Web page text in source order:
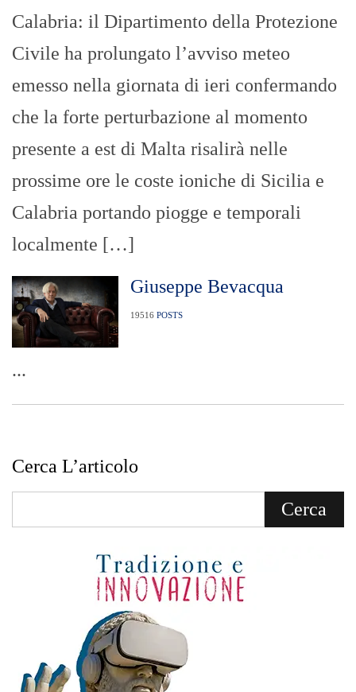
Calabria: il Dipartimento della Protezione
Civile ha prolungato l’avviso meteo
emesso nella giornata di ieri confermando
che la forte perturbazione al momento
presente a est di Malta risalirà nelle
prossime ore le coste ioniche di Sicilia e
Calabria portando piogge e temporali
localmente […]
Giuseppe Bevacqua
19516 POSTS
...
Cerca L’articolo